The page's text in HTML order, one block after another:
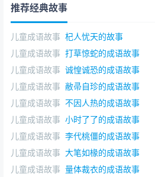
推荐经典故事
儿童成语故事 杞人忧天的故事
儿童成语故事 打草惊蛇的成语故事
儿童成语故事 诚惶诚恐的成语故事
儿童成语故事 敝帚自珍的成语故事
儿童成语故事 不因人热的成语故事
儿童成语故事 小时了了的成语故事
儿童成语故事 李代桃僵的成语故事
儿童成语故事 大笔如椽的成语故事
儿童成语故事 量体裁衣的成语故事